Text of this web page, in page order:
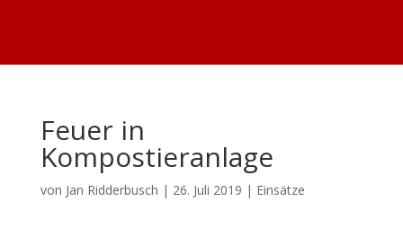
Feuer in
Kompostieranlage
von Jan Ridderbusch | 26. Juli 2019 | Einsätze